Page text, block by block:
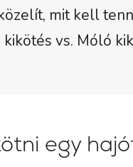
mit kell
vs. Móló
egy